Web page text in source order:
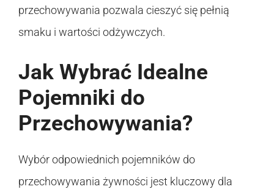
przechowywania pozwala cieszyć się pełnią
smaku i wartości odżywczych.
Jak Wybrać Idealne
Pojemniki do
Przechowywania?
Wybór odpowiednich pojemników do
przechowywania żywności jest kluczowy dla